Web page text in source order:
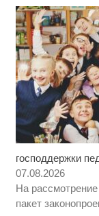
господдержки
07.08.2026
На
пакет
Ролик
Ржу